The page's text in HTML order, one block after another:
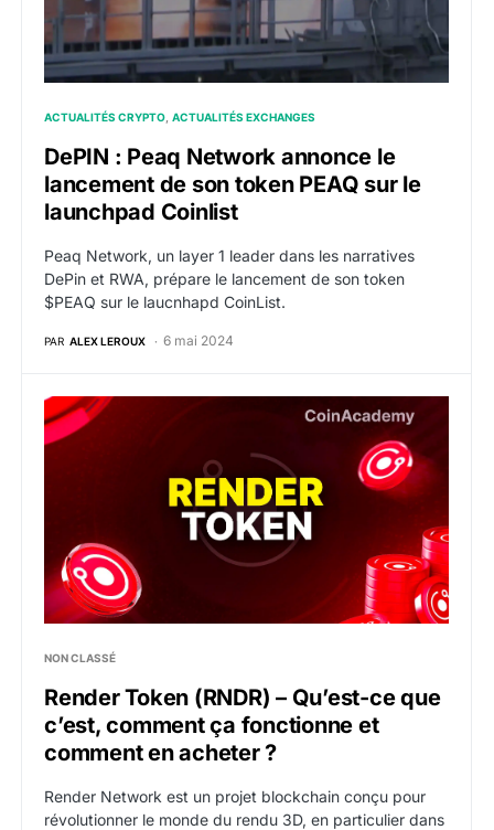
ACTUALITÉS CRYPTO ACTUALITÉS EXCHANGES
DePIN : Peaq Network annonce le
lancement de son token PEAQ sur le
launchpad Coinlist
Peaq Network, un layer 1 leader dans les narratives
DePin et RWA, prépare le lancement de son token
$PEAQ sur le laucnhapd CoinList.
PAR ALEX LEROUX 6 mai 2024
Render Token (RNDR) – Qu’est-ce que c’est,
NON CLASSÉ
Render Token (RNDR) – Qu’est-ce que
c’est, comment ça fonctionne et
comment en acheter ?
Render Network est un projet blockchain conçu pour
révolutionner le monde du rendu 3D, en particulier dans